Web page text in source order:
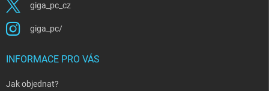
giga_pc_cz
giga_pc/
INFORMACE PRO VÁS
Jak objednat?